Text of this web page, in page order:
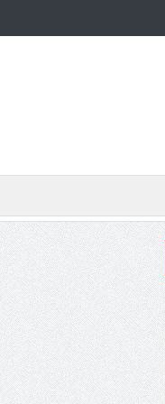
Køb bil med større sikkerhed.